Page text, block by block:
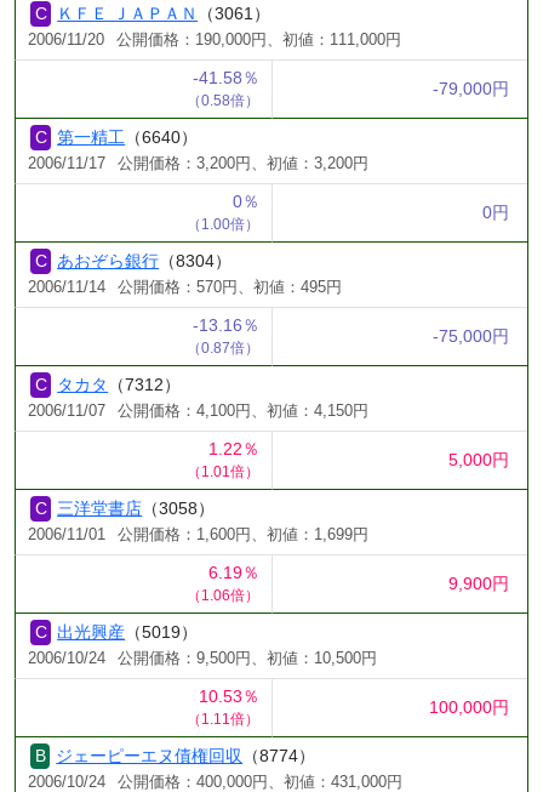
ＫＦＥ ＪＡＰＡＮ （3061）
2006/11/20 公開価格：190,000円、初値：111,000円
-41.58％
（0.58倍）
-79,000円
第一精工 （6640）
2006/11/17 公開価格：3,200円、初値：3,200円
0％
（1.00倍）
0円
あおぞら銀行 （8304）
2006/11/14 公開価格：570円、初値：495円
-13.16％
（0.87倍）
-75,000円
タカタ （7312）
2006/11/07 公開価格：4,100円、初値：4,150円
1.22％
（1.01倍）
5,000円
三洋堂書店 （3058）
2006/11/01 公開価格：1,600円、初値：1,699円
6.19％
（1.06倍）
9,900円
出光興産 （5019）
2006/10/24 公開価格：9,500円、初値：10,500円
10.53％
（1.11倍）
100,000円
ジェーピーエヌ債権回収 （8774）
2006/10/24 公開価格：400,000円、初値：431,000円